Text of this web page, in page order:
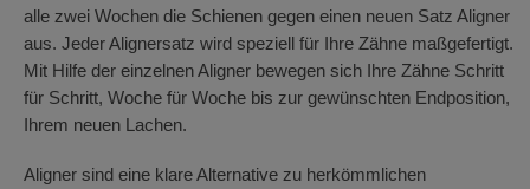
alle zwei Wochen die Schienen gegen einen neuen Satz Aligner
aus. Jeder Alignersatz wird speziell für Ihre Zähne maßgefertigt.
Mit Hilfe der einzelnen Aligner bewegen sich Ihre Zähne Schritt
für Schritt, Woche für Woche bis zur gewünschten Endposition,
Ihrem neuen Lachen.
Aligner sind eine klare Alternative zu herkömmlichen